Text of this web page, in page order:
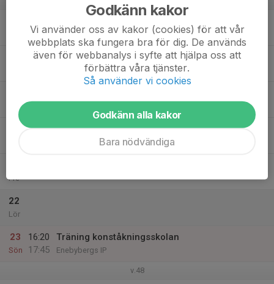
Ons
16:00
Fotografering konståkningsskola
Enebybergs IP
Fre
22
Lör
23
Sön
16:20
17:45
Träning konståkningsskolan
Enebybergs IP
v.48
Godkänn kakor
Vi använder oss av kakor (cookies) för att vår
webbplats ska fungera bra för dig. De används
även för webbanalys i syfte att hjälpa oss att
förbättra våra tjänster.
Så använder vi cookies
Godkänn alla kakor
Bara nödvändiga